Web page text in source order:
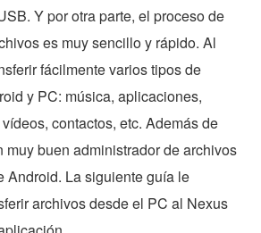
Y por otra parte, el proceso de
es muy sencillo y rápido. Al
fácilmente varios tipos de
y PC: música, aplicaciones,
contactos, etc. Además de
muy buen administrador de archivos
Android. La siguiente guía le
archivos desde el PC al Nexus